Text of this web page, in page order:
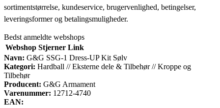
sortimentstørrelse, kundeservice, brugervenlighed, betingelser,
leveringsformer og betalingsmuligheder.
Bedst anmeldte webshops
Webshop Stjerner Link
Navn: G&G SSG-1 Dress-UP Kit Sølv
Kategori: Hardball // Eksterne dele & Tilbehør // Kroppe og
Tilbehør
Producent: G&G Armament
Varenummer: 12712-4740
EAN: